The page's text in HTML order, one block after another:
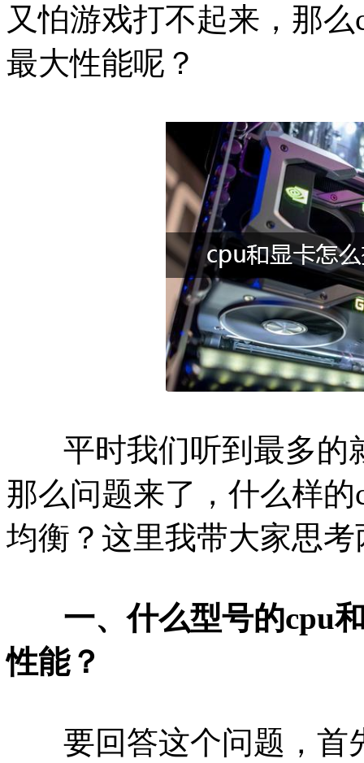
又怕游戏打不起来，那
最大性能呢？
平时我们听到最多的
那么问题来了，什么样
均衡？这里我带大家思
一、什么型号的cpu
性能？
要回答这个问题，首